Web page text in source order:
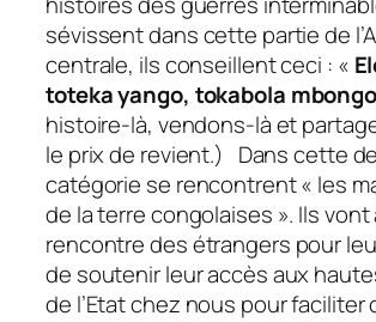
sévissent dans cette partie de
centrale, ils conseillent ceci : «
toteka yango, tokabola mbongo
histoire-là, vendons-là et
le prix de revient.) Dans cette
catégorie se rencontrent « les
de la terre congolaises ». Ils vont
rencontre des étrangers pour
de soutenir leur accès aux
de l’Etat chez nous pour faciliter